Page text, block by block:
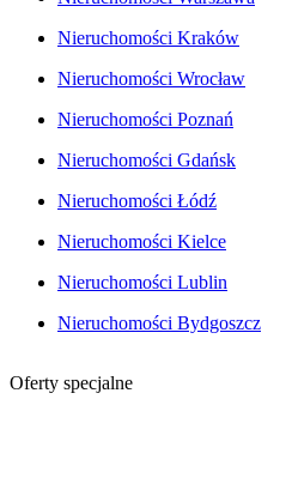
Nieruchomości Kraków
Nieruchomości Wrocław
Nieruchomości Poznań
Nieruchomości Gdańsk
Nieruchomości Łódź
Nieruchomości Kielce
Nieruchomości Lublin
Nieruchomości Bydgoszcz
Oferty specjalne